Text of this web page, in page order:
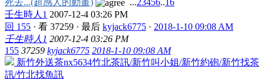
壬生時人1 2007-12-4 03:26 PM
回 155 · 看 37259 · 最后 kyjack6775 · 2018-1-10 09:08 AM
壬生時人1 2007-12-4 03:26 PM
155 37259 kyjack6775 2018-1-10 09:08 AM
新竹外送茶nx5634竹北茶訊/新竹叫小姐/新竹約砲/新竹找茶
訊/竹北找魚訊